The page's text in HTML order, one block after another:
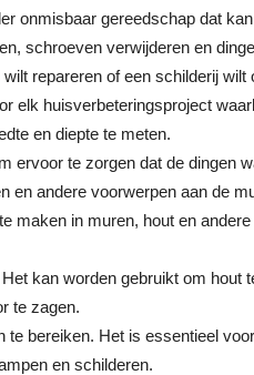
onmisbaar gereedschap dat
schroeven verwijderen en
wilt repareren of een schilderij wilt
elk huisverbeteringsproject
en diepte te meten.
ervoor te zorgen dat de dingen
en andere voorwerpen aan de
maken in muren, hout en
kan worden gebruikt om hout
te zagen.
te bereiken. Het is essentieel
en schilderen.